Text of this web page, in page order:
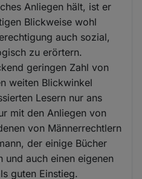
Anliegen hält, ist er
Blickweise wohl
auch sozial,
zu erörtern.
geringen Zahl von
weiten Blickwinkel
Lesern nur ans
mit den Anliegen von
von Männerrechtlern
der einige Bücher
und auch einen eigenen
guten Einstieg.